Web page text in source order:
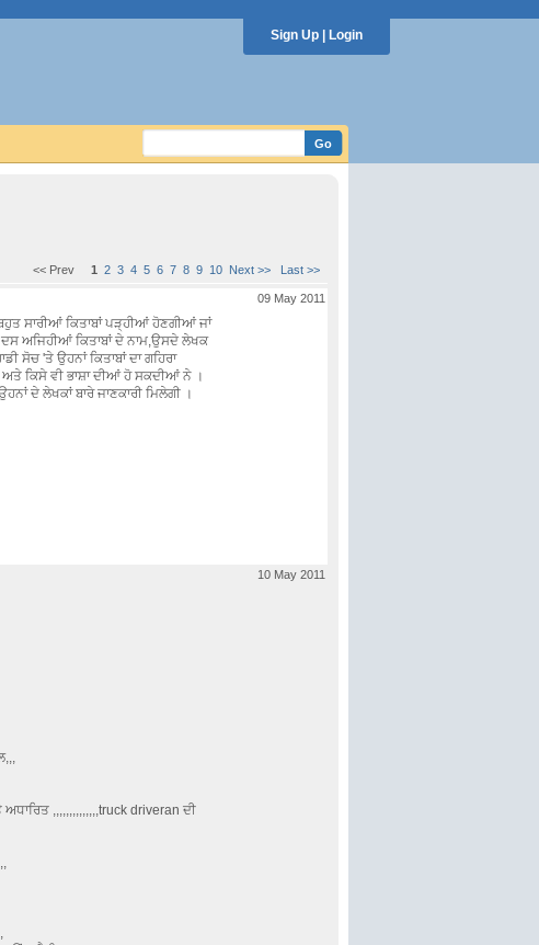
Sign Up Login
<< Prev 1 2 3 4 5 6 7 8 9 10 Next >> Last >>
ਸਾਰੀਆਂ ਕਿਤਾਬਾਂ ਪੜ੍ਹੀਆਂ ਹੋਣਗੀਆਂ ਜਾਂ
ਅਜਿਹੀਆਂ ਕਿਤਾਬਾਂ ਦੇ ਨਾਮ,ਉਸਦੇ ਲੇਖਕ
ਸੋਚ 'ਤੇ ਉਹਨਾਂ ਕਿਤਾਬਾਂ ਦਾ ਗਹਿਰਾ
ਅਤੇ ਕਿਸੇ ਵੀ ਭਾਸ਼ਾ ਦੀਆਂ ਹੋ ਸਕਦੀਆਂ ਨੇ ।
ਦੇ ਲੇਖਕਾਂ ਬਾਰੇ ਜਾਣਕਾਰੀ ਮਿਲੇਗੀ ।
09 May 2011
,,,,,,,,,,,,,,truck driveran ਦੀ
10 May 2011